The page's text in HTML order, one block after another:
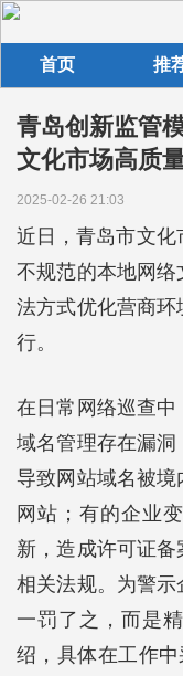
首页 推
青岛创新监管
文化市场高质
2025-02-26 21:03
近日，青岛市文
不规范的本地网
法方式优化营商
行。
在日常网络巡查
域名管理存在漏洞
导致网站域名被
网站；有的企业
新，造成许可证
相关法规。为警
一罚了之，而是
绍，具体在工作中